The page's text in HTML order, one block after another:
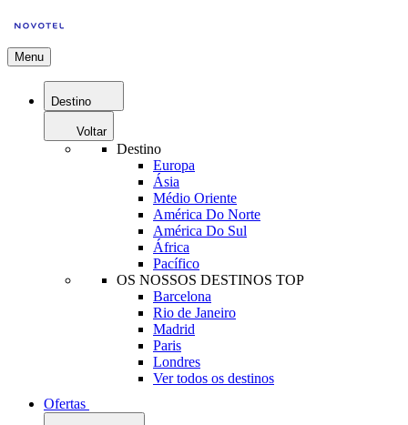
Menu
Destino
Voltar
Destino
Europa
Ásia
Médio Oriente
América Do Norte
América Do Sul
África
Pacífico
OS NOSSOS DESTINOS TOP
Barcelona
Rio de Janeiro
Madrid
Paris
Londres
Ver todos os destinos
Ofertas